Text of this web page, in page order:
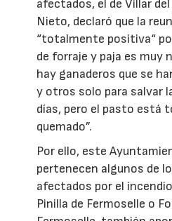
afectados, el de Villar del
Nieto, declaró que la
“totalmente positiva“
de forraje y paja es muy
hay ganaderos que se
y otros solo para salvar
días, pero el pasto está
quemado”.
Por ello, este
pertenecen algunos de
afectados por el
Pinilla de Fermoselle o